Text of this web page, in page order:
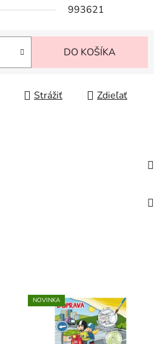
993621
DO KOŠÍKA
Strážiť Zdieľať
NOVINKA